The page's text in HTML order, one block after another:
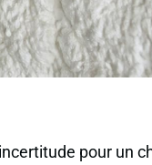
pour un